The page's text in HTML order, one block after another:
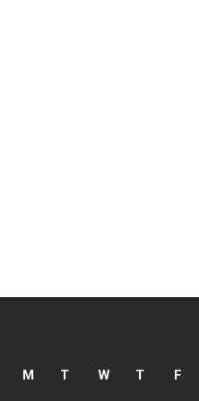
M
T W T F